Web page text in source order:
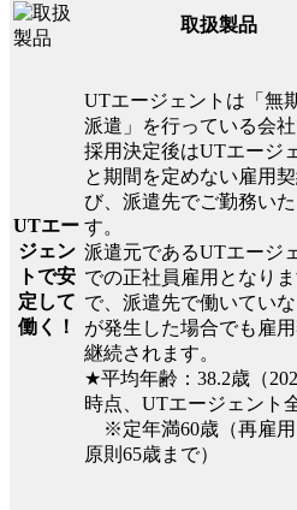
取扱製品
UTエー
ジェン
トで安
定して
働く！
UTエージェントは「無
派遣」を行っている会社
採用決定後はUTエージ
と期間を定めない雇用
び、派遣先でご勤務いた
す。
派遣元であるUTエージ
での正社員雇用となり
で、派遣先で働いてい
が発生した場合でも雇
継続されます。
★平均年齢：38.2歳（
時点、UTエージェント
※定年満60歳（再雇用
原則65歳まで）